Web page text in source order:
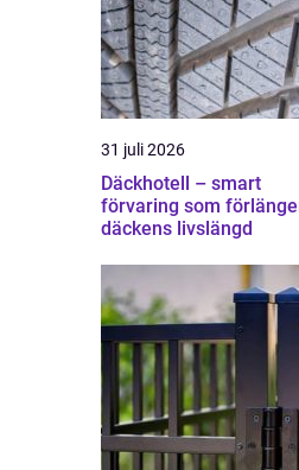
31 juli 2026
Däckhotell – smart
förvaring som
däckens livslängd